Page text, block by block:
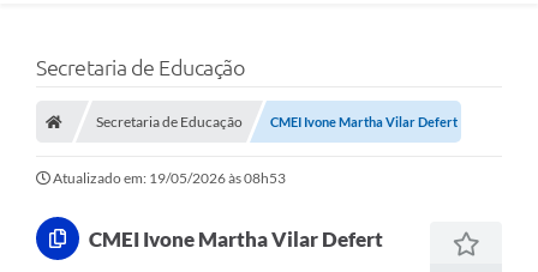
Secretaria de Educação
Secretaria de Educação CMEI Ivone Martha Vilar Defert
Atualizado em: 19/05/2026 às 08h53
CMEI Ivone Martha Vilar Defert